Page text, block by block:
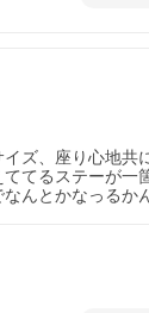
ズ、座り心地共
てるステーが一
んとかなっるか